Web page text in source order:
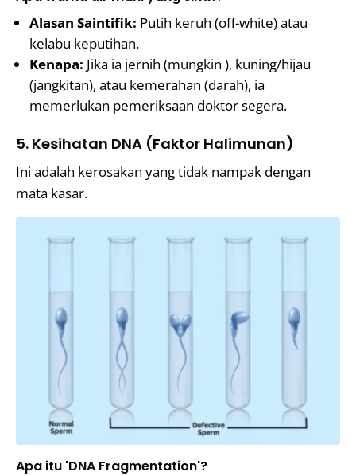
Alasan Saintifik: Putih keruh (off-white) atau
kelabu keputihan.
Kenapa: Jika ia jernih (mungkin ), kuning/hijau
(jangkitan), atau kemerahan (darah), ia
memerlukan pemeriksaan doktor segera.
5. Kesihatan DNA (Faktor Halimunan)
Ini adalah kerosakan yang tidak nampak dengan
mata kasar.
Apa itu 'DNA Fragmentation'?